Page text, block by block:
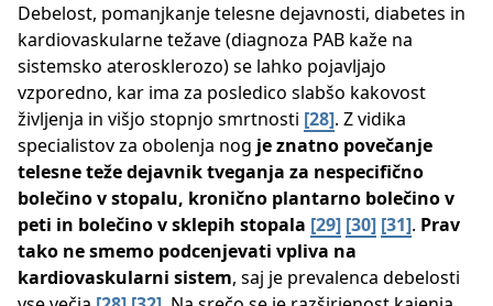
Debelost, pomanjkanje telesne dejavnosti, diabetes in
kardiovaskularne težave (diagnoza PAB kaže na
sistemsko aterosklerozo) se lahko pojavljajo
vzporedno, kar ima za posledico slabšo kakovost
življenja in višjo stopnjo smrtnosti [28]​. Z vidika
specialistov za obolenja nog je znatno povečanje
telesne teže dejavnik tveganja za nespecifično
bolečino v stopalu, kronično plantarno bolečino v
peti in bolečino v sklepih stopala [29] [30] [31]​​. Prav
tako ne smemo podcenjevati vpliva na
kardiovaskularni sistem, saj je prevalenca debelosti